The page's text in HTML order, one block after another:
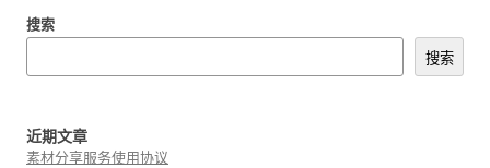
搜索
搜索
近期文章
素材分享服务使用协议